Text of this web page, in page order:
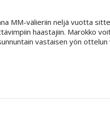
MM-välieriin neljä vuotta
haastajiin. Marokko
vastaisen yön ottelun